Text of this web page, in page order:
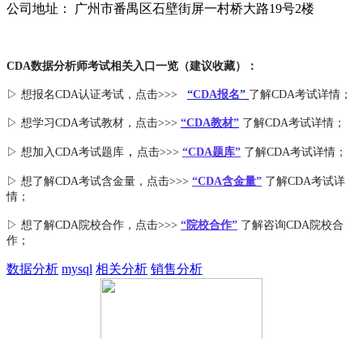
公司地址： 广州市番禺区石壁街屏一村桥大路19号2楼
CDA数据分析师考试相关入口一览（建议收藏）：
▷ 想报名CDA认证考试，点击>>> “CDA报名” 了解CDA考试详情；
▷ 想学习CDA考试教材，点击>>> “CDA教材” 了解CDA考试详情；
▷ 想加入CDA考试题库 ， 点击>>> “CDA题库” 了解CDA考试详情；
▷ 想了解CDA考试含金量 ，点击>>> “CDA含金量” 了解CDA考试详
情；
▷ 想了解CDA院校合作 ，点击>>> “院校合作” 了解咨询CDA院校合
作；
数据分析 mysql 相关分析 销售分析